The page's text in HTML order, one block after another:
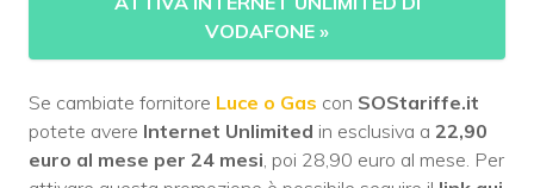
VODAFONE »
Se cambiate fornitore Luce o Gas con SOStariffe.it
potete avere Internet Unlimited in esclusiva a 22,90
euro al mese per 24 mesi, poi 28,90 euro al mese. Per